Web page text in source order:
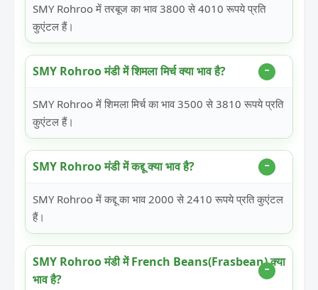
SMY Rohroo में तरबूज का भाव 3800 से 4010 रूपये प्रति
कुएंटल हैं।
SMY Rohroo मंडी में शिमला मिर्च क्या भाव है?
SMY Rohroo में शिमला मिर्च का भाव 3500 से 3810 रूपये प्रति
कुएंटल हैं।
SMY Rohroo मंडी में कद्दू क्या भाव है?
SMY Rohroo में कद्दू का भाव 2000 से 2410 रूपये प्रति कुएंटल
हैं।
SMY Rohroo मंडी में French Beans(Frasbean) क्या
भाव है?